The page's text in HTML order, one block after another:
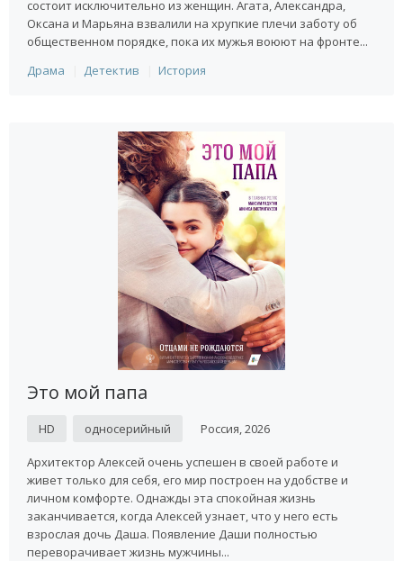
состоит исключительно из женщин. Агата, Александра,
Оксана и Марьяна взвалили на хрупкие плечи заботу об
общественном порядке, пока их мужья воюют на фронте...
Драма
Детектив История
Это мой папа
HD односерийный Россия, 2026
Архитектор Алексей очень успешен в своей работе и
живет только для себя, его мир построен на удобстве и
личном комфорте. Однажды эта спокойная жизнь
заканчивается, когда Алексей узнает, что у него есть
взрослая дочь Даша. Появление Даши полностью
переворачивает жизнь мужчины...